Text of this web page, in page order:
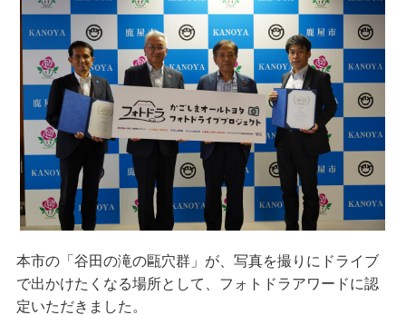
本市の「谷田の滝の甌穴群」が、写真を撮りにドライブ
で出かけたくなる場所として、フォトドラアワードに認
定いただきました。